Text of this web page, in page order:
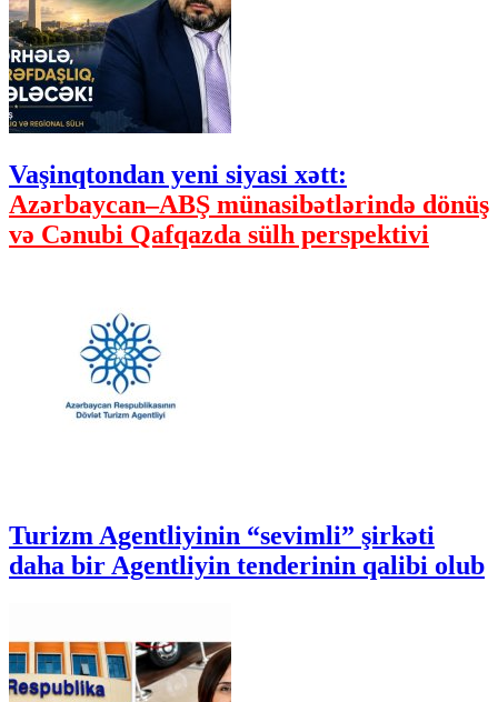
Vaşinqtondan yeni siyasi xətt:
Azərbaycan–ABŞ münasibətlərində dönüş
və Cənubi Qafqazda sülh perspektivi
Turizm Agentliyinin “sevimli” şirkəti
daha bir Agentliyin tenderinin qalibi olub